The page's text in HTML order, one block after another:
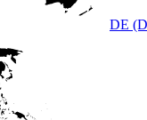
DE